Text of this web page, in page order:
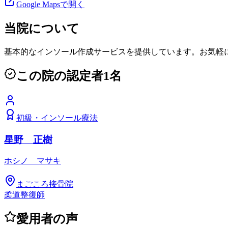
Google Mapsで開く
当院について
基本的なインソール作成サービスを提供しています。お気軽
この院の認定者1名
初級 ・ インソール療法
星野 正樹
ホシノ マサキ
まごころ接骨院
柔道整復師
愛用者の声